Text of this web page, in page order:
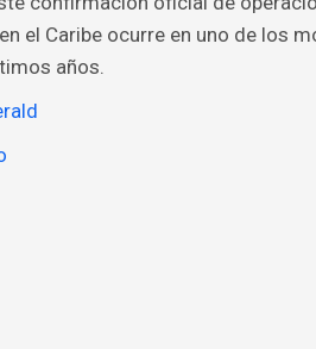
el Caribe ocurre en uno de los
años.